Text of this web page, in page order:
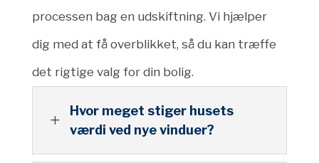
processen bag en udskiftning. Vi hjælper
dig med at få overblikket, så du kan træffe
det rigtige valg for din bolig.
L
Hvor meget stiger husets
værdi ved nye vinduer?